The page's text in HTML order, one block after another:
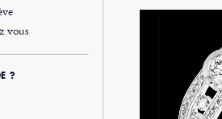
vous
?